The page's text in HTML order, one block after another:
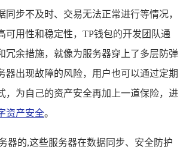
同步不及时、交易无法正常进行等情况，
可用性和稳定性，TP钱包的开发团队通
冗余措施，就像为服务器穿上了多层防弹
器出现故障的风险，用户也可以通过定期
，为自己的资产安全再加上一道保险，进
资产安全。
器的,这些服务器在数据同步、安全防护